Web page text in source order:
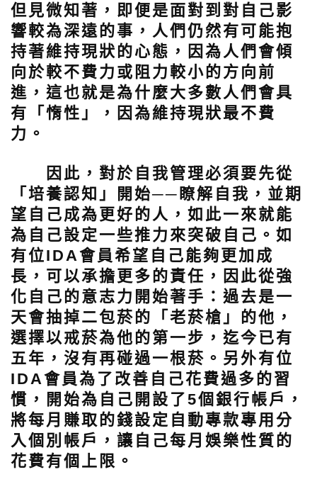
但見微知著，即便是面對到對自己影
響較為深遠的事，人們仍然有可能抱
持著維持現狀的心態，因為人們會傾
向於較不費力或阻力較小的方向前
進，這也就是為什麼大多數人們會具
有「惰性」，因為維持現狀最不費
力。
因此，對於自我管理必須要先從
「培養認知」開始──瞭解自我，並期
望自己成為更好的人，如此一來就能
為自己設定一些推力來突破自己。如
有位IDA會員希望自己能夠更加成
長，可以承擔更多的責任，因此從強
化自己的意志力開始著手：過去是一
天會抽掉二包菸的「老菸槍」的他，
選擇以戒菸為他的第一步，迄今已有
五年，沒有再碰過一根菸。另外有位
IDA會員為了改善自己花費過多的習
慣，開始為自己開設了5個銀行帳戶，
將每月賺取的錢設定自動專款專用分
入個別帳戶，讓自己每月娛樂性質的
花費有個上限。